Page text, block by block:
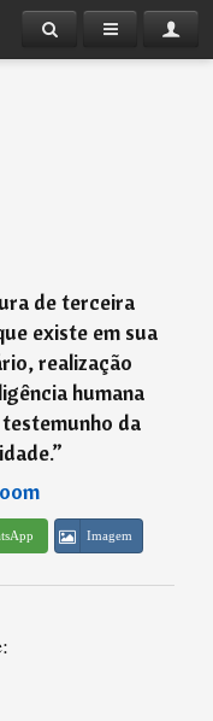
de terceira
existe em sua
realização
humana
da
”
Imagem